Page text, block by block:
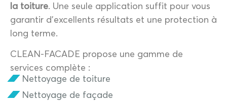
la toiture. Une seule application suffit pour vous
garantir d’excellents résultats et une protection à
long terme.
CLEAN-FACADE propose une gamme de
services complète :
Nettoyage de toiture
Nettoyage de façade